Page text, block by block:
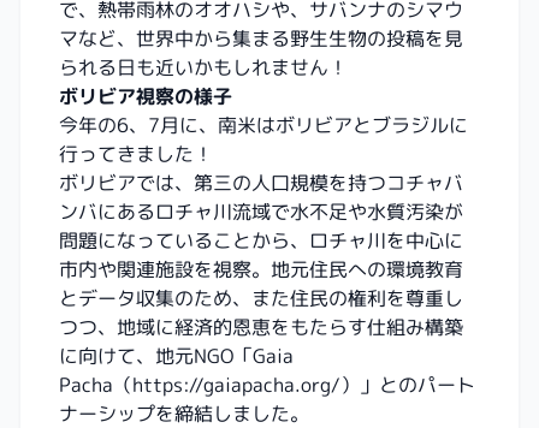
で、熱帯雨林のオオハシや、サバンナのシマウ
マなど、世界中から集まる野生生物の投稿を見
られる日も近いかもしれません！
ボリビア視察の様子
今年の6、7月に、南米はボリビアとブラジルに
行ってきました！
ボリビアでは、第三の人口規模を持つコチャバ
ンバにあるロチャ川流域で水不足や水質汚染が
問題になっていることから、ロチャ川を中心に
市内や関連施設を視察。地元住民への環境教育
とデータ収集のため、また住民の権利を尊重し
つつ、地域に経済的恩恵をもたらす仕組み構築
に向けて、地元NGO「Gaia
Pacha（https://gaiapacha.org/）」とのパート
ナーシップを締結しました。